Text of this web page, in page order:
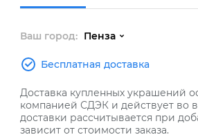
Ваш город: Пенза
Бесплатная доставка
Доставка купленных украшений
компанией СДЭК и действует во
доставки рассчитывается при
зависит от стоимости заказа.